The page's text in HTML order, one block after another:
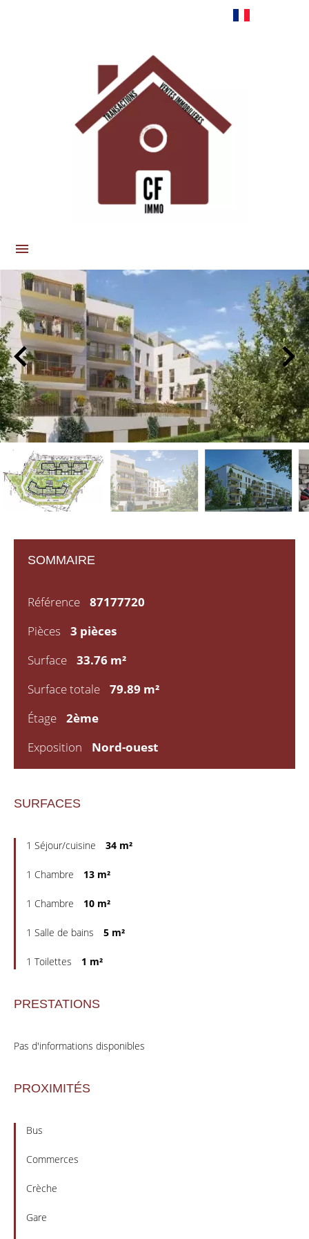
SOMMAIRE
Référence
87177720
Pièces
3 pièces
Surface
33.76 m²
Surface totale
79.89 m²
Étage
2ème
Exposition
Nord-ouest
SURFACES
1 Séjour/cuisine 34 m²
1 Chambre 13 m²
1 Chambre 10 m²
1 Salle de bains 5 m²
1 Toilettes 1 m²
PRESTATIONS
Pas d'informations disponibles
PROXIMITÉS
Bus
Commerces
Crèche
Gare